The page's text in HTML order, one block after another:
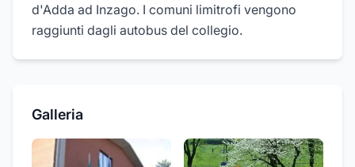
d'Adda ad Inzago. I comuni limitrofi vengono
raggiunti dagli autobus del collegio.
Galleria